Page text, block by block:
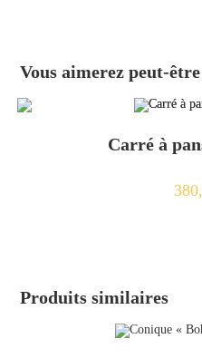
Vous aimerez peut-
Carré à
Produits similaires